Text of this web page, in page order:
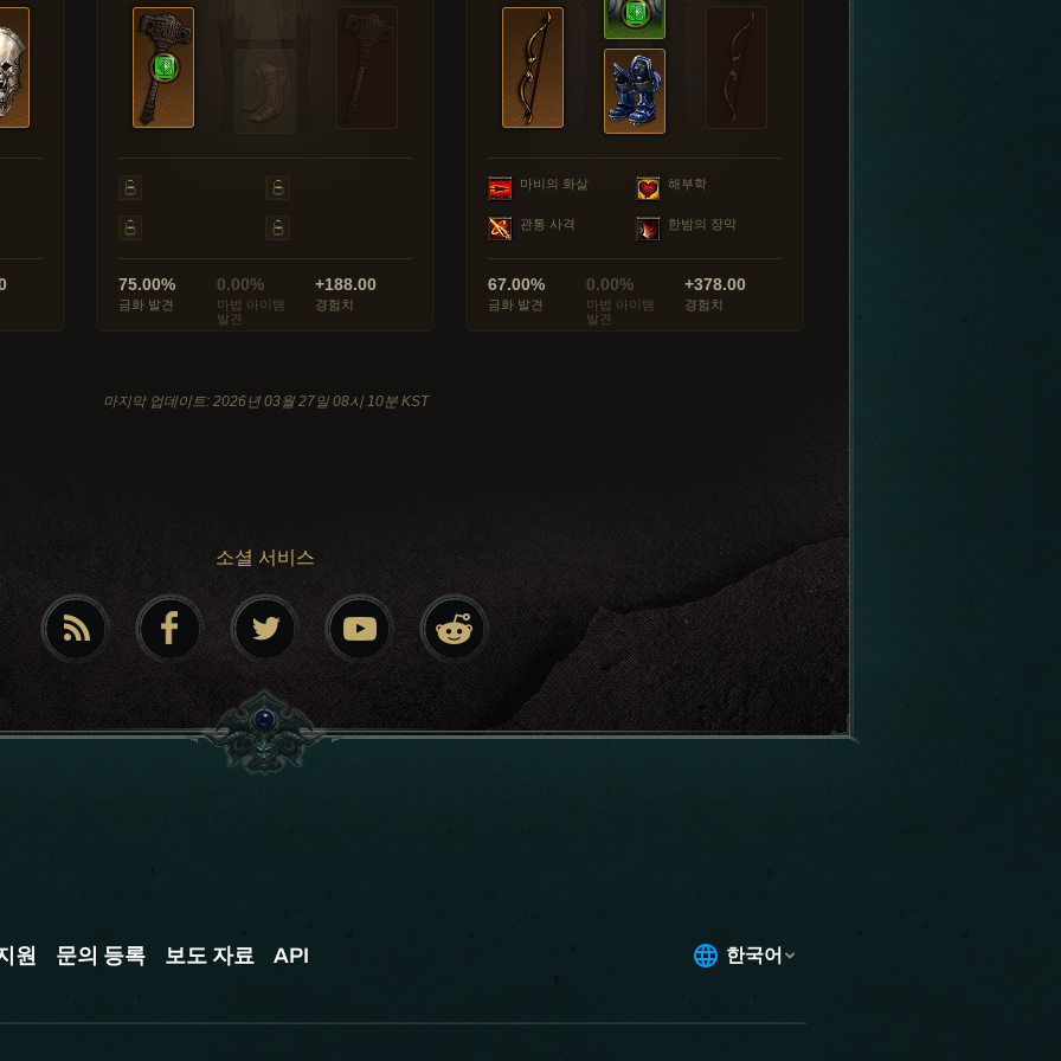
75.00%
금화 발견
0.00%
마법 아이템
발견
+188.00
경험치
마비의 화살 해부학
관통 사격 한밤의 장막
67.00%
금화 발견
0.00%
마법 아이템
발견
+378.00
경험치
마지막 업데이트: 2026년 03월 27일 08시 10분 KST
소셜 서비스